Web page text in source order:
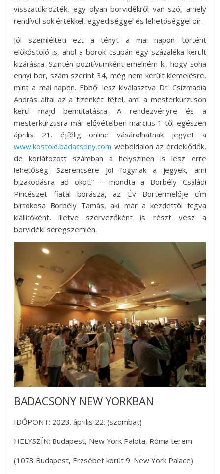
visszatükrözték, egy olyan borvidékről van szó, amely
rendívül sok értékkel, egyediséggel és lehetőséggel bír.
Jól szemlélteti ezt a tényt a mai napon történt
előkóstoló is, ahol a borok csupán egy százaléka került
kizárásra. Szintén pozitívumként emelném ki, hogy soha
ennyi bor, szám szerint 34, még nem került kiemelésre,
mint a mai napon. Ebből lesz kiválasztva Dr. Csizmadia
András által az a tizenkét tétel, ami a mesterkurzuson
kerül majd bemutatásra. A rendezvényre és a
mesterkurzusra már elővételben március 1-től egészen
április 21. éjfélig online vásárolhatnak jegyet a
www.kostolo.badacsony.com weboldalon az érdeklődők,
de korlátozott számban a helyszínen is lesz erre
lehetőség. Szerencsére jól fogynak a jegyek, ami
bizakodásra ad okot.” – mondta a Borbély Családi
Pincészet fiatal borásza, az Év Bortermelője cím
birtokosa Borbély Tamás, aki már a kezdettől fogva
kiállítóként, illetve szervezőként is részt vesz a
borvidéki seregszemlén.
BADACSONY NEW YORKBAN
IDŐPONT: 2023. április 22. (szombat)
HELYSZÍN: Budapest, New York Palota, Róma terem
(1073 Budapest, Erzsébet körút 9. New York Palace)